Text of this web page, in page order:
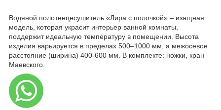
Водяной полотенцесушитель «Лира с полочкой» – изящная
модель, которая украсит интерьер ванной комнаты,
поддержит идеальную температуру в помещении. Высота
изделия варьируется в пределах 500–1000 мм, а межосевое
расстояние (ширина) 400-600 мм. В комплекте: ножки, кран
Маевского.